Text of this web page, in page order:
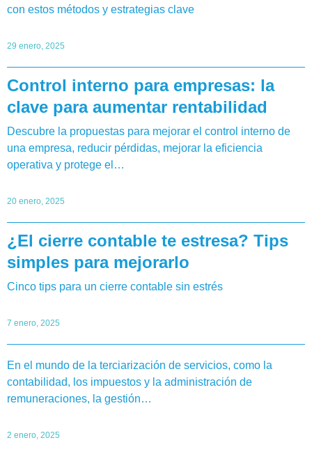
con estos métodos y estrategias clave
29 enero, 2025
Control interno para empresas: la
clave para aumentar rentabilidad
Descubre la propuestas para mejorar el control interno de
una empresa, reducir pérdidas, mejorar la eficiencia
operativa y protege el…
20 enero, 2025
¿El cierre contable te estresa? Tips
simples para mejorarlo
Cinco tips para un cierre contable sin estrés
7 enero, 2025
En el mundo de la terciarización de servicios, como la
contabilidad, los impuestos y la administración de
remuneraciones, la gestión…
2 enero, 2025